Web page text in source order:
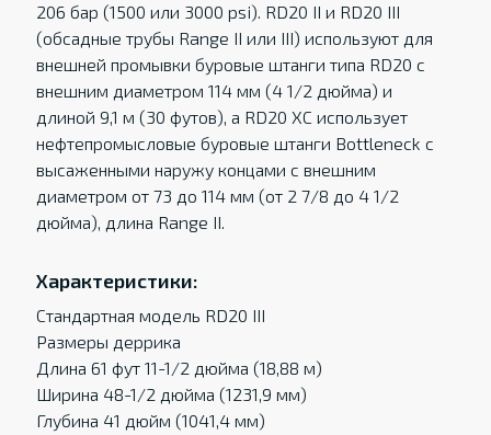
206 бар (1500 или 3000 psi). RD20 II и RD20 III
(обсадные трубы Range II или III) используют для
внешней промывки буровые штанги типа RD20 с
внешним диаметром 114 мм (4 1/2 дюйма) и
длиной 9,1 м (30 футов), а RD20 XC использует
нефтепромысловые буровые штанги Bottleneck с
высаженными наружу концами с внешним
диаметром от 73 до 114 мм (от 2 7/8 до 4 1/2
дюйма), длина Range II.
Характеристики:
Стандартная модель RD20 III
Размеры деррика
Длина 61 фут 11-1/2 дюйма (18,88 м)
Ширина 48-1/2 дюйма (1231,9 мм)
Глубина 41 дюйм (1041,4 мм)